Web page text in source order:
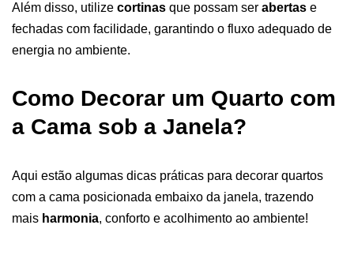
Além disso, utilize cortinas que possam ser abertas e
fechadas com facilidade, garantindo o fluxo adequado de
energia no ambiente.
Como Decorar um Quarto com
a Cama sob a Janela?
Aqui estão algumas dicas práticas para decorar quartos
com a cama posicionada embaixo da janela, trazendo
mais harmonia, conforto e acolhimento ao ambiente!